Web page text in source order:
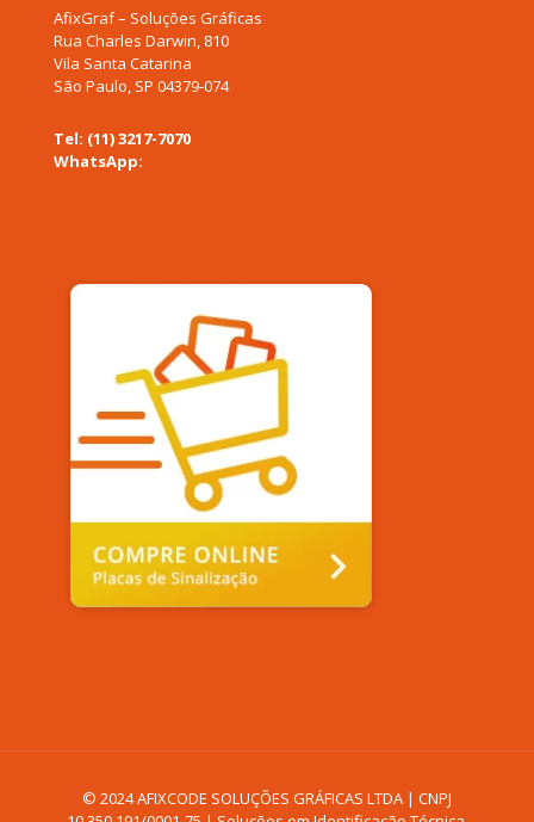
AfixGraf – Soluções Gráficas
Rua Charles Darwin, 810
Vila Santa Catarina
São Paulo, SP 04379-074
Tel: (11) 3217-7070
WhatsApp:
© 2024 AFIXCODE SOLUÇÕES GRÁFICAS LTDA | CNPJ